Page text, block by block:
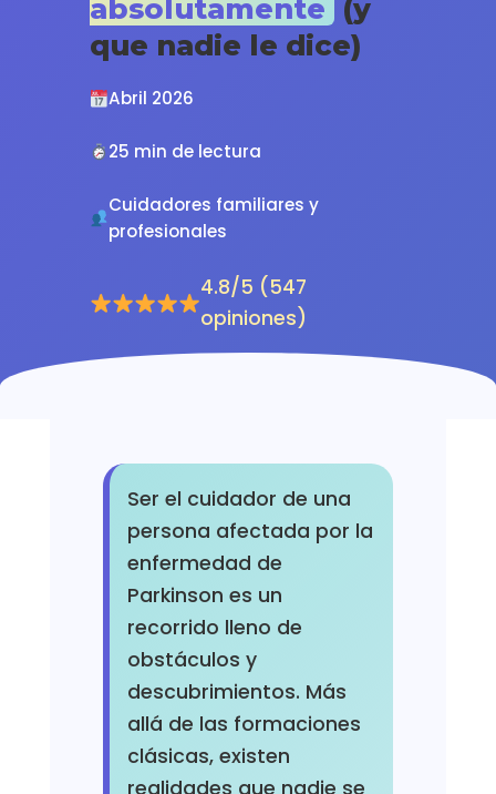
absolutamente (y
que nadie le dice)
Abril 2026
25 min de lectura
Cuidadores familiares y
profesionales
4.8/5 (547
opiniones)
Ser el cuidador de una
persona afectada por la
enfermedad de
Parkinson es un
recorrido lleno de
obstáculos y
descubrimientos. Más
allá de las formaciones
clásicas, existen
realidades que nadie se